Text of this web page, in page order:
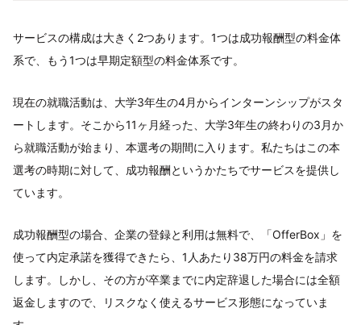
サービスの構成は大きく2つあります。1つは成功報酬型の料金体
系で、もう1つは早期定額型の料金体系です。
現在の就職活動は、大学3年生の4月からインターンシップがスタ
ートします。そこから11ヶ月経った、大学3年生の終わりの3月か
ら就職活動が始まり、本選考の期間に入ります。私たちはこの本
選考の時期に対して、成功報酬というかたちでサービスを提供し
ています。
成功報酬型の場合、企業の登録と利用は無料で、「OfferBox」を
使って内定承諾を獲得できたら、1人あたり38万円の料金を請求
します。しかし、その方が卒業までに内定辞退した場合には全額
返金しますので、リスクなく使えるサービス形態になっていま